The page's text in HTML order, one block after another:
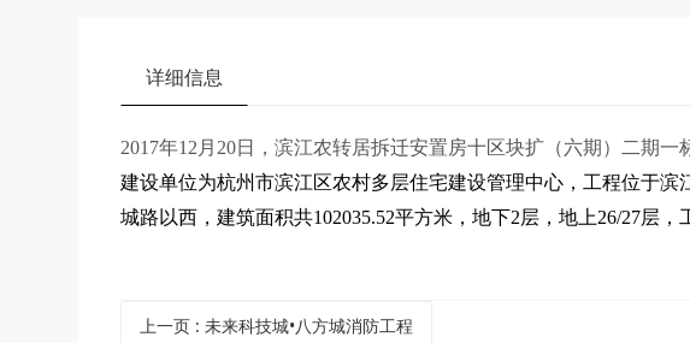
详细信息
2017年12月20日，滨江农转居拆迁安置房十区块扩（六期）二期一
建设单位为杭州市滨江区农村多层住宅建设管理中心，工程位于
城路以西，建筑面积共102035.52平方米，地下2层，地上26/27层，
上一页 : 未来科技城•八方城消防工程